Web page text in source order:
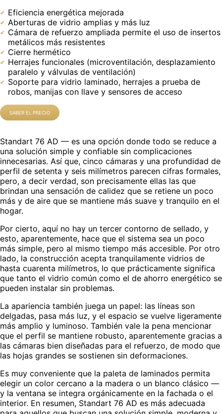
Eficiencia energética mejorada
Aberturas de vidrio amplias y más luz
Cámara de refuerzo ampliada permite el uso de insertos
metálicos más resistentes
Cierre hermético
Herrajes funcionales (microventilación, desplazamiento
paralelo y válvulas de ventilación)
Soporte para vidrio laminado, herrajes a prueba de
robos, manijas con llave y sensores de acceso
SABER EL PRECIO
Standart 76 AD — es una opción donde todo se reduce a
una solución simple y confiable sin complicaciones
innecesarias. Así que, cinco cámaras y una profundidad de
perfil de setenta y seis milímetros parecen cifras formales,
pero, a decir verdad, son precisamente ellas las que
brindan una sensación de calidez que se retiene un poco
más y de aire que se mantiene más suave y tranquilo en el
hogar.
Por cierto, aquí no hay un tercer contorno de sellado, y
esto, aparentemente, hace que el sistema sea un poco
más simple, pero al mismo tiempo más accesible. Por otro
lado, la construcción acepta tranquilamente vidrios de
hasta cuarenta milímetros, lo que prácticamente significa
que tanto el vidrio común como el de ahorro energético se
pueden instalar sin problemas.
La apariencia también juega un papel: las líneas son
delgadas, pasa más luz, y el espacio se vuelve ligeramente
más amplio y luminoso. También vale la pena mencionar
que el perfil se mantiene robusto, aparentemente gracias a
las cámaras bien diseñadas para el refuerzo, de modo que
las hojas grandes se sostienen sin deformaciones.
Es muy conveniente que la paleta de laminados permita
elegir un color cercano a la madera o un blanco clásico —
y la ventana se integra orgánicamente en la fachada o el
interior. En resumen, Standart 76 AD es más adecuada